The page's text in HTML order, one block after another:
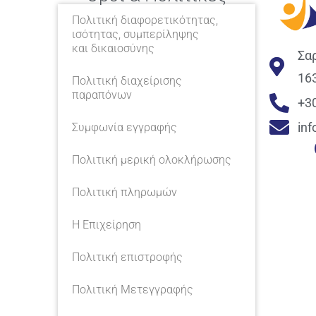
Πολιτική διαφορετικότητας,
ισότητας, συμπερίληψης
και δικαιοσύνης
Πολιτική διαχείρισης
παραπόνων
Συμφωνία εγγραφής
Πολιτική μερική ολοκλήρωσης
Πολιτική πληρωμών
Η Επιχείρηση
Πολιτική επιστροφής
Πολιτική Μετεγγραφής